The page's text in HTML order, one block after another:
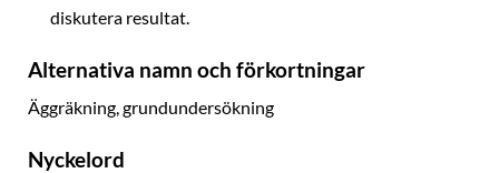
diskutera resultat.
Alternativa namn och förkortningar
Äggräkning, grundundersökning
Nyckelord